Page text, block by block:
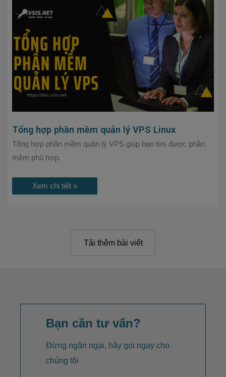
Tổng hợp phần mềm quản lý VPS Linux
Tổng hợp phần mềm quản lý VPS giúp bạn tìm được phần
mềm phù hợp.
mềm
quản
Linux
Xem chi tiết »
Tải thêm bài viết
Bạn cần tư vấn?
Đừng ngần ngại, hãy gọi ngay cho
chúng tôi